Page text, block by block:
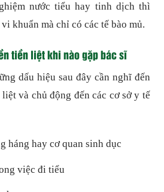
nước tiểu hay tinh dịch thì
khuẩn mà chỉ có các tế bào mủ.
tiền liệt khi nào gặp bác sĩ
dấu hiệu sau đây cần nghĩ đến
và chủ động đến các cơ sở y tế
háng hay cơ quan sinh dục
việc đi tiểu